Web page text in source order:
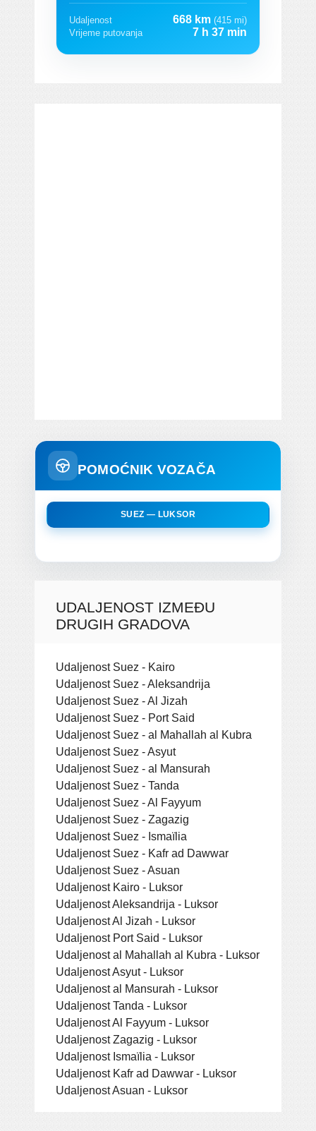
Udaljenost 668 km (415 mi)
Vrijeme putovanja
7 h 37 min
POMOĆNIK VOZAČA
SUEZ — LUKSOR
UDALJENOST IZMEĐU
DRUGIH GRADOVA
Udaljenost Suez - Kairo
Udaljenost Suez - Aleksandrija
Udaljenost Suez - Al Jizah
Udaljenost Suez - Port Said
Udaljenost Suez - al Mahallah al Kubra
Udaljenost Suez - Asyut
Udaljenost Suez - al Mansurah
Udaljenost Suez - Tanda
Udaljenost Suez - Al Fayyum
Udaljenost Suez - Zagazig
Udaljenost Suez - Ismaïlia
Udaljenost Suez - Kafr ad Dawwar
Udaljenost Suez - Asuan
Udaljenost Kairo - Luksor
Udaljenost Aleksandrija - Luksor
Udaljenost Al Jizah - Luksor
Udaljenost Port Said - Luksor
Udaljenost al Mahallah al Kubra - Luksor
Udaljenost Asyut - Luksor
Udaljenost al Mansurah - Luksor
Udaljenost Tanda - Luksor
Udaljenost Al Fayyum - Luksor
Udaljenost Zagazig - Luksor
Udaljenost Ismaïlia - Luksor
Udaljenost Kafr ad Dawwar - Luksor
Udaljenost Asuan - Luksor